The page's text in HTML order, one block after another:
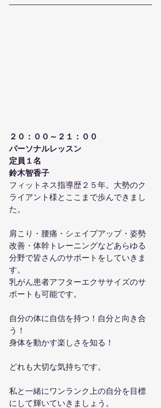
２０：００～２１：００
パーソナルレッスン
定員１名
鈴木智香子
フィットネス指導歴２５年。大勢のク
ライアント様とここまで歩んできまし
た。
肩こり・腰痛・シェイプアップ・姿勢
改善・体幹トレーニングなどあらゆる
分野で皆さんのサポートをしていきま
す。
乳がん患者アフターエクササイズのサ
ポートも可能です。
自分の体に自信を持つ！自分と向き合
う！
身体を動かす楽しさを知る！
どれも大切な気持ちです。
私と一緒にワンランク上の自分を目標
にして輝いていきましょう。